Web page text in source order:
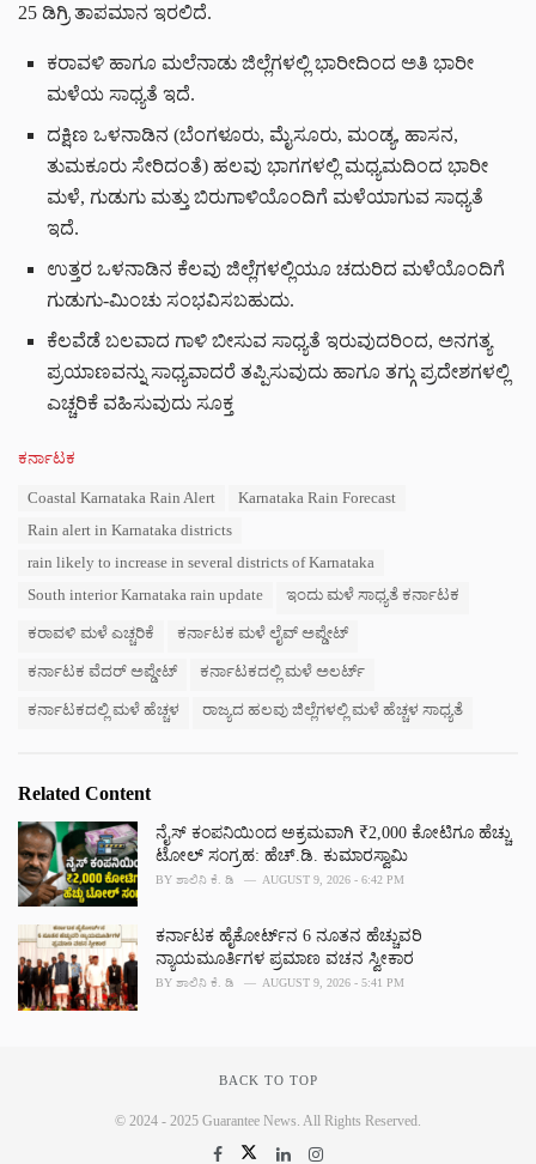
25 ಡಿಗ್ರಿ ತಾಪಮಾನ ಇರಲಿದೆ.
ಕರಾವಳಿ ಹಾಗೂ ಮಲೆನಾಡು ಜಿಲ್ಲೆಗಳಲ್ಲಿ ಭಾರೀದಿಂದ ಅತಿ ಭಾರೀ
ಮಳೆಯ ಸಾಧ್ಯತೆ ಇದೆ.
ದಕ್ಷಿಣ ಒಳನಾಡಿನ (ಬೆಂಗಳೂರು, ಮೈಸೂರು, ಮಂಡ್ಯ, ಹಾಸನ,
ತುಮಕೂರು ಸೇರಿದಂತೆ) ಹಲವು ಭಾಗಗಳಲ್ಲಿ ಮಧ್ಯಮದಿಂದ ಭಾರೀ
ಮಳೆ, ಗುಡುಗು ಮತ್ತು ಬಿರುಗಾಳಿಯೊಂದಿಗೆ ಮಳೆಯಾಗುವ ಸಾಧ್ಯತೆ
ಇದೆ.
ಉತ್ತರ ಒಳನಾಡಿನ ಕೆಲವು ಜಿಲ್ಲೆಗಳಲ್ಲಿಯೂ ಚದುರಿದ ಮಳೆಯೊಂದಿಗೆ
ಗುಡುಗು-ಮಿಂಚು ಸಂಭವಿಸಬಹುದು.
ಕೆಲವೆಡೆ ಬಲವಾದ ಗಾಳಿ ಬೀಸುವ ಸಾಧ್ಯತೆ ಇರುವುದರಿಂದ, ಅನಗತ್ಯ
ಪ್ರಯಾಣವನ್ನು ಸಾಧ್ಯವಾದರೆ ತಪ್ಪಿಸುವುದು ಹಾಗೂ ತಗ್ಗು ಪ್ರದೇಶಗಳಲ್ಲಿ
ಎಚ್ಚರಿಕೆ ವಹಿಸುವುದು ಸೂಕ್ತ
C
ಕರ್ನಾಟಕ
Coastal Karnataka Rain Alert
Karnataka Rain Forecast
Rain alert in Karnataka districts
rain likely to increase in several districts of Karnataka
South interior Karnataka rain update
ಇಂದು ಮಳೆ ಸಾಧ್ಯತೆ ಕರ್ನಾಟಕ
ಕರಾವಳಿ ಮಳೆ ಎಚ್ಚರಿಕೆ ಕರ್ನಾಟಕ ಮಳೆ ಲೈವ್ ಅಪ್ಡೇಟ್
ಕರ್ನಾಟಕ ವೆದರ್ ಅಪ್ಡೇಟ್ ಕರ್ನಾಟಕದಲ್ಲಿ ಮಳೆ ಅಲರ್ಟ್
ಕರ್ನಾಟಕದಲ್ಲಿ ಮಳೆ ಹೆಚ್ಚಳ ರಾಜ್ಯದ ಹಲವು ಜಿಲ್ಲೆಗಳಲ್ಲಿ ಮಳೆ ಹೆಚ್ಚಳ ಸಾಧ್ಯತೆ
Related Content
ನೈಸ್ ಕಂಪನಿಯಿಂದ ಅಕ್ರಮವಾಗಿ ₹2,000 ಕೋಟಿಗೂ ಹೆಚ್ಚು
ಟೋಲ್ ಸಂಗ್ರಹ: ಹೆಚ್.ಡಿ. ಕುಮಾರಸ್ವಾಮಿ
BY ಶಾಲಿನಿ ಕೆ. ಡಿ AUGUST 9, 2026 - 6:42 PM
ಕರ್ನಾಟಕ ಹೈಕೋರ್ಟ್‌ನ 6 ನೂತನ ಹೆಚ್ಚುವರಿ
ನ್ಯಾಯಮೂರ್ತಿಗಳ ಪ್ರಮಾಣ ವಚನ ಸ್ವೀಕಾರ
BY ಶಾಲಿನಿ ಕೆ. ಡಿ AUGUST 9, 2026 - 5:41 PM
BACK TO TOP
© 2024 - 2025 Guarantee News. All Rights Reserved.